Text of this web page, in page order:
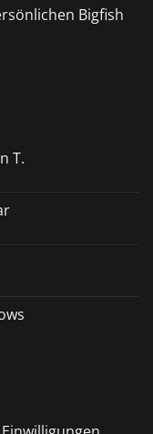
Bigfish
T.